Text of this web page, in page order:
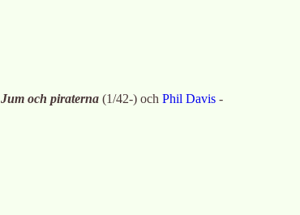
Jum och piraterna (1/42-) och Phil Davis -